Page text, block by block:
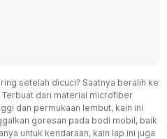
setelah dicuci? Saatnya beralih ke
Terbuat dari material microfiber
dan permukaan lembut, kain ini
goresan pada bodi mobil, baik
untuk kendaraan, kain lap ini juga